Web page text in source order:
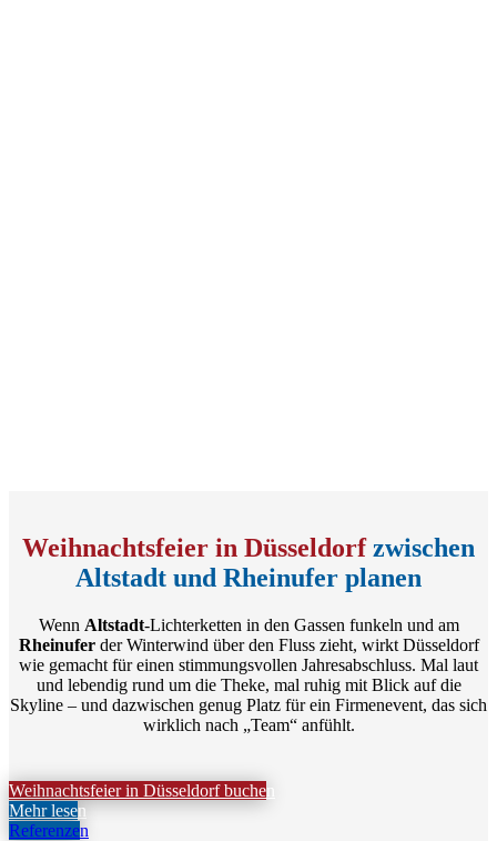
Weihnachtsfeier in Düsseldorfzwischen
Altstadt und Rheinufer planen
Wenn Altstadt-Lichterketten in den Gassen funkeln und am
Rheinuferder Winterwind über den Fluss zieht, wirkt Düsseldorf
wie gemacht für einen stimmungsvollen Jahresabschluss. Mal laut
und lebendig rund um die Theke, mal ruhig mit Blick auf die
Skyline – und dazwischen genug Platz für ein Firmenevent, das sich
wirklich nach „Team“ anfühlt.
Weihnachtsfeier in Düsseldorf buchen
Mehr lesen
Referenzen